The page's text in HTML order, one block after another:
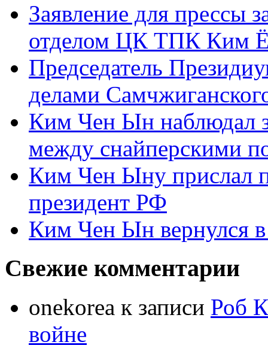
Заявление для прессы
отделом ЦК ТПК Ким
Председатель
делами
Ким Чен Ын наблюдал
между снайперскими
Ким Чен Ыну прислал
президент РФ
Ким Чен Ын вернулся
Свежие комментарии
onekorea к записи Роб
войне